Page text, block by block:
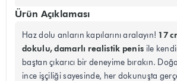
Ürün Açıklaması
Haz dolu anların kapılarını aralayın! 17
dokulu, damarlı realistik penis ile
baştan çıkarıcı bir deneyime bırakın.
ince işçiliği sayesinde, her dokunuşta